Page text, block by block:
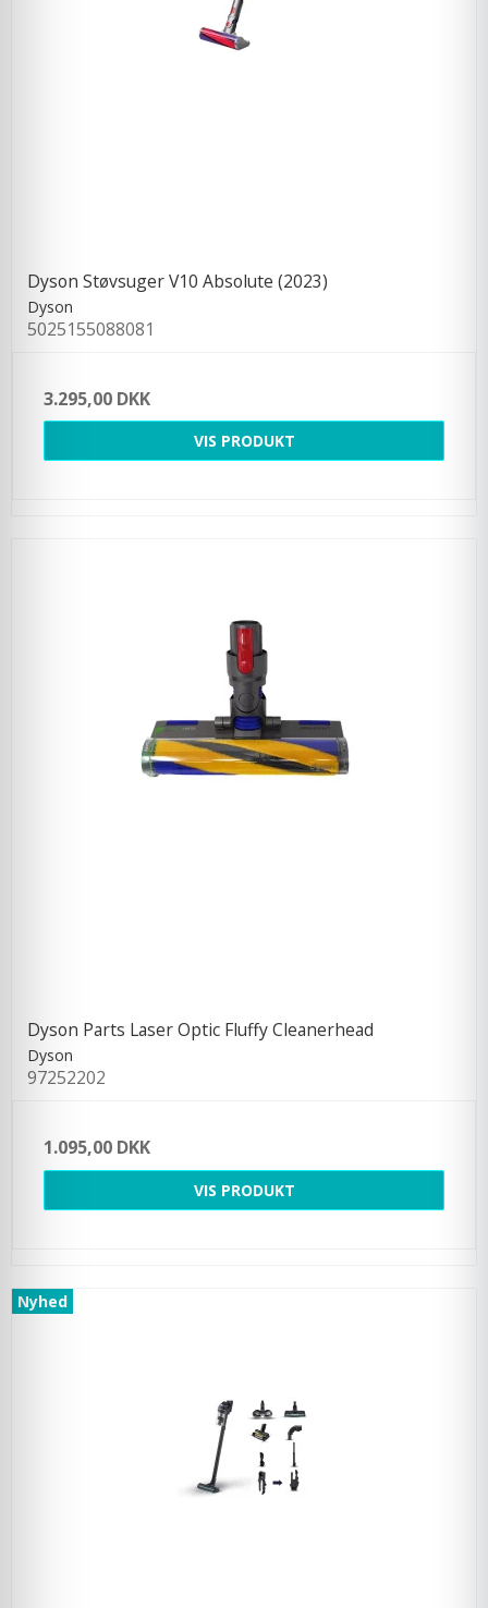
Dyson Støvsuger V10 Absolute (2023)
Dyson
5025155088081
3.295,00 DKK
VIS PRODUKT
Dyson Parts Laser Optic Fluffy Cleanerhead
Dyson
97252202
1.095,00 DKK
VIS PRODUKT
Nyhed